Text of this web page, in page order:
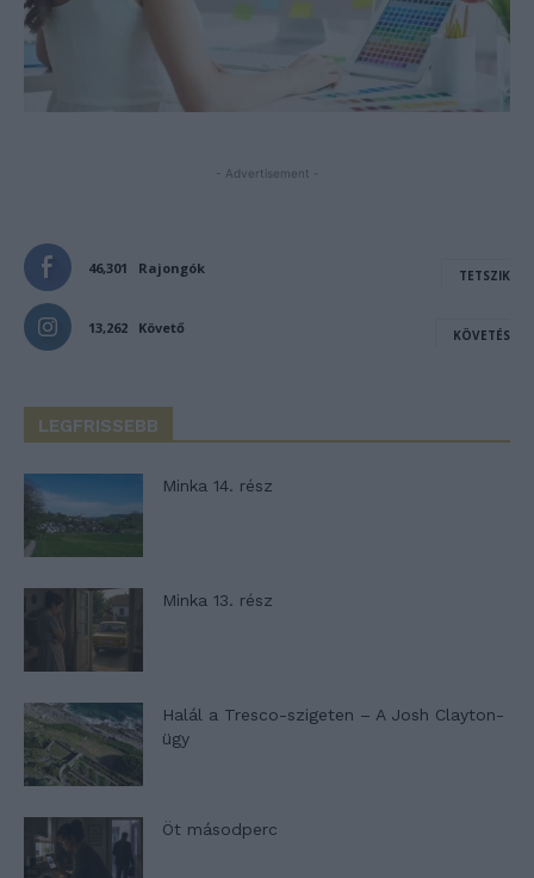
- Advertisement -
46,301 Rajongók TETSZIK
13,262 Követő KÖVETÉS
LEGFRISSEBB
Minka 14. rész
Minka 13. rész
Halál a Tresco-szigeten – A Josh Clayton-
ügy
Öt másodperc